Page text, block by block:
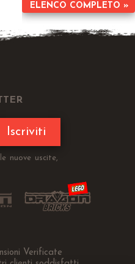
ELENCO COMPLETO »
Iscriviti
nuove uscite,
Verificate